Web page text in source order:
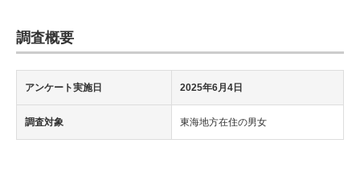
調査概要
アンケート実施日 2025年6月4日
調査対象 東海地方在住の男女